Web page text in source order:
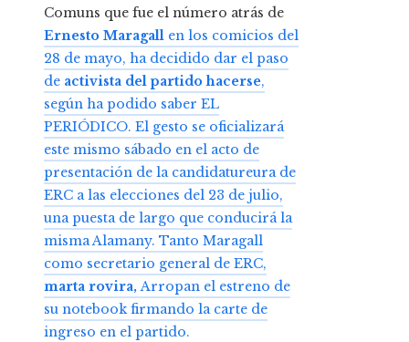
Comuns que fue el número atrás de
Ernesto Maragall en los comicios del
28 de mayo, ha decidido dar el paso
de activista del partido hacerse,
según ha podido saber EL
PERIÓDICO. El gesto se oficializará
este mismo sábado en el acto de
presentación de la candidatureura de
ERC a las elecciones del 23 de julio,
una puesta de largo que conducirá la
misma Alamany. Tanto Maragall
como secretario general de ERC,
marta rovira,Arropan el estreno de
su notebook firmando la carte de
ingreso en el partido.